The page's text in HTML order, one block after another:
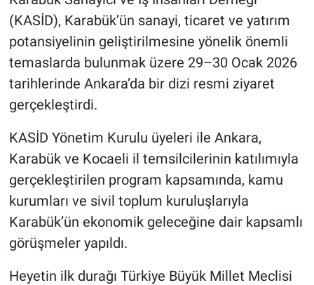
(KASİD), Karabük’ün sanayi, ticaret ve yatırım
potansiyelinin geliştirilmesine yönelik önemli
temaslarda bulunmak üzere 29–30 Ocak 2026
tarihlerinde Ankara’da bir dizi resmi ziyaret
gerçekleştirdi.
KASİD Yönetim Kurulu üyeleri ile Ankara,
Karabük ve Kocaeli il temsilcilerinin katılımıyla
gerçekleştirilen program kapsamında, kamu
kurumları ve sivil toplum kuruluşlarıyla
Karabük’ün ekonomik geleceğine dair kapsamlı
görüşmeler yapıldı.
Heyetin ilk durağı Türkiye Büyük Millet Meclisi